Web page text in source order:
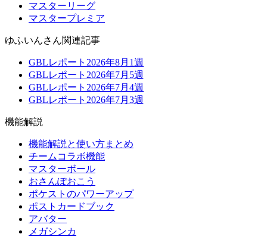
マスターリーグ
マスタープレミア
ゆふいんさん関連記事
GBLレポート2026年8月1週
GBLレポート2026年7月5週
GBLレポート2026年7月4週
GBLレポート2026年7月3週
機能解説
機能解説と使い方まとめ
チームコラボ機能
マスターボール
おさんぽおこう
ポケストのパワーアップ
ポストカードブック
アバター
メガシンカ